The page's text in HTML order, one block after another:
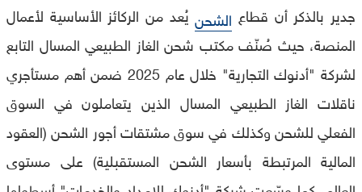
جدير بالذكر أن قطاع الشحن يُعد من الركائز الأساسية لأعمال
المنصة، حيث صُنّف مكتب شحن الغاز الطبيعي المسال التابع
لشركة "أدنوك التجارية" خلال عام 2025 ضمن أهم مستأجري
ناقلات الغاز الطبيعي المسال الذين يتعاملون في السوق
الفعلي للشحن وكذلك في سوق مشتقات أجور الشحن (العقود
المالية المرتبطة بأسعار الشحن المستقبلية) على مستوى